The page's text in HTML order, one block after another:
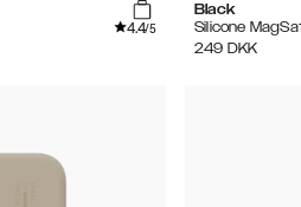
4.4/5
Black
Silicone
249 DKK